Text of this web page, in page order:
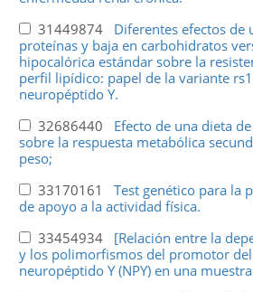
31449874 Diferentes efectos de
proteínas y baja en carbohidratos
hipocalórica estándar sobre la
perfil lipídico: papel de la variante
neuropéptido Y.
32686440 Efecto de una dieta
sobre la respuesta metabólica
peso;
33170161 Test genético para la
de apoyo a la actividad física.
33454934 [Relación entre la
y los polimorfismos del promotor del
neuropéptido Y (NPY) en una